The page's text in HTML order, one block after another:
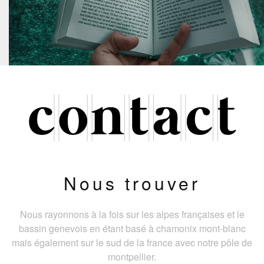
Nous trouver
Nous rayonnons à la fois sur les alpes françaises et le
bassin genevois en étant basé à chamonix mont-blanc
mais également sur le sud de la france avec notre pôle de
montpellier.